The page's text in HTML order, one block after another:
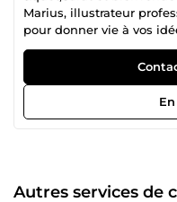
Marius, illustrateur
pour donner vie à vos
mesure.
Autres services de